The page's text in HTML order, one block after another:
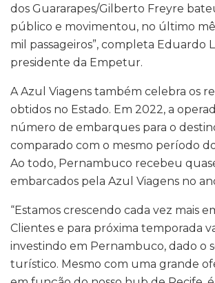
dos Guararapes/Gilberto Freyre
público e movimentou, no último
mil passageiros”, completa Eduardo
presidente da Empetur.
A Azul Viagens também celebra os
obtidos no Estado. Em 2022, a
número de embarques para o
comparado com o mesmo período
Ao todo, Pernambuco recebeu
embarcados pela Azul Viagens no
“Estamos crescendo cada vez mais
Clientes e para próxima temporada
investindo em Pernambuco, dado o
turístico. Mesmo com uma grande